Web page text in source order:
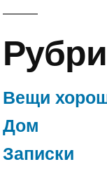
Вещи
Дом
Записки